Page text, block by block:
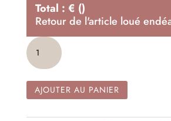
Total : € ()
Retour de l'article loué
quantité
de
Vase
Unico
AJOUTER AU PANIER